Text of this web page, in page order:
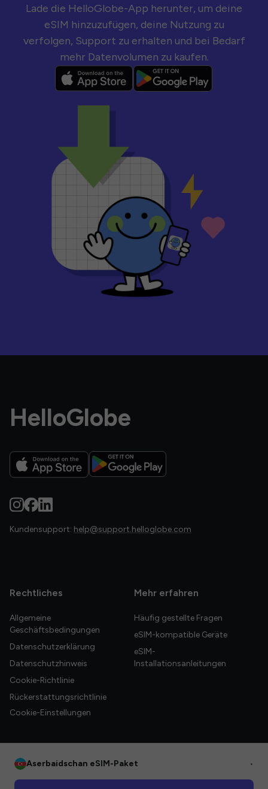
Lade die HelloGlobe-App herunter, um deine
eSIM hinzuzufügen, deine Nutzung zu
verfolgen, Support zu erhalten und bei Bedarf
mehr Datenvolumen zu kaufen.
HelloGlobe
Kundensupport: help@support.helloglobe.com
Rechtliches
Allgemeine
Geschäftsbedingungen
Datenschutzerklärung
Datenschutzhinweis
Cookie-Richtlinie
Rückerstattungsrichtlinie
Cookie-Einstellungen
Mehr erfahren
Häufig gestellte Fragen
eSIM-kompatible Geräte
eSIM-
Installationsanleitungen
Aserbaidschan eSIM-Paket •